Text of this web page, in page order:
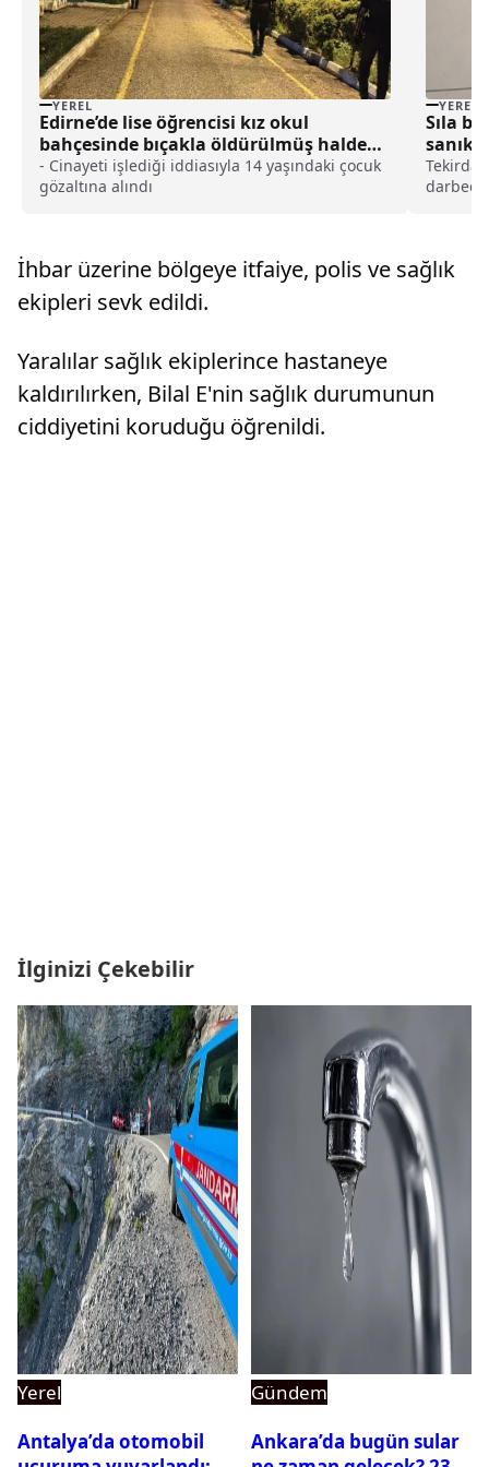
YEREL
Edirne’de lise öğrencisi kız okul
bahçesinde bıçakla öldürülmüş halde
bulundu haberi
- Cinayeti işlediği iddiasıyla 14 yaşındaki çocuk
gözaltına alındı
YEREL
Sıla
haberi
İhbar üzerine bölgeye itfaiye, polis ve sağlık
ekipleri sevk edildi.
Yaralılar sağlık ekiplerince hastaneye
kaldırılırken, Bilal E'nin sağlık durumunun
ciddiyetini koruduğu öğrenildi.
İlginizi Çekebilir
Yerel
Antalya’da otomobil
Gündem
Ankara’da bugün sular